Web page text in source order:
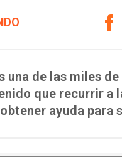
una de las miles
que recurrir a
ayuda para